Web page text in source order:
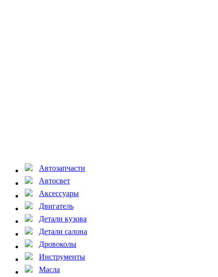
Автозапчасти
Автосвет
Аксессуары
Двигатель
Детали кузова
Детали салона
Дровоколы
Инструменты
Масла